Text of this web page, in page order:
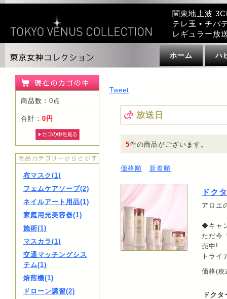
関東地上波
テレ玉 • チバ
レギュラー放
ホーム ハ
商品数：0点
合計： 0円
布マスク(1)
フェムケアソープ(2)
ネイルアート用品(1)
家庭用光美容器(1)
施術(1)
マスカラ(1)
交通マッチングシス
テム(1)
焙煎機(1)
ドローン講習(2)
Tweet
放送日
5件の商品がございます。
価格順 新着順
ドク
アロエ
◆キャ
ただ今
売中!
トライ
価格(税
ドク